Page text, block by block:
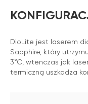
DioLite jest laserem
Sapphire, który
3°C, wtenczas jak
termiczną uszkadza